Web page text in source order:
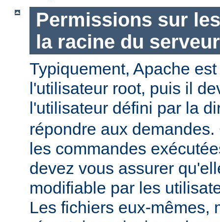
Permissions sur
la racine du serveur
Typiquement, Apache
l'utilisateur root, puis il
l'utilisateur défini par la
répondre aux
les commandes
devez vous assurer
modifiable par les
Les fichiers eux-mêmes,